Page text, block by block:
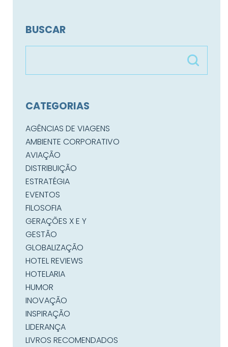
BUSCAR
CATEGORIAS
AGÊNCIAS DE VIAGENS
AMBIENTE CORPORATIVO
AVIAÇÃO
DISTRIBUIÇÃO
ESTRATÉGIA
EVENTOS
FILOSOFIA
GERAÇÕES X E Y
GESTÃO
GLOBALIZAÇÃO
HOTEL REVIEWS
HOTELARIA
HUMOR
INOVAÇÃO
INSPIRAÇÃO
LIDERANÇA
LIVROS RECOMENDADOS